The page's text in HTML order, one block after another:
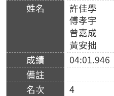
許佳學
傅孝宇
曾嘉成
黃安拙
04:01.946
4